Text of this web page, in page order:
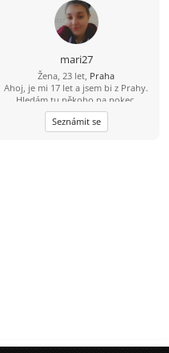
se zeptej :) Krásný den přeji...
mari27
Žena, 23 let, Praha
Ahoj, je mi 17 let a jsem bi z Prahy.
Hledám tu někoho na pokec,
kamarádství, nebo i vztah ve věku
cca 16-23 let.
Seznámit se